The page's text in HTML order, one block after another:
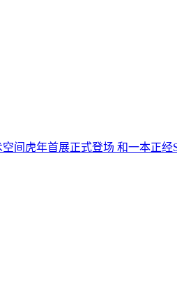
间虎年首展正式登场 和一本正经